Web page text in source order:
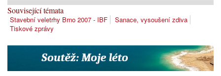
Související témata
Stavební veletrhy Brno 2007 - IBF
Sanace, vysoušení zdiva
Tiskové zprávy